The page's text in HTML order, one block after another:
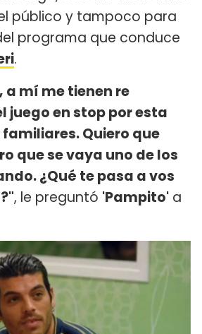
público y tampoco para
programa que conduce
.
mí me tienen re
juego en stop por esta
Quiero que
que se vaya uno de los
¿Qué te pasa a vos
, le preguntó 'Pampito' a